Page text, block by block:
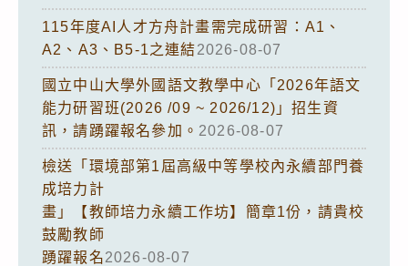
115年度AI人才方舟計畫需完成研習：A1、
A2、A3、B5-1之連結2026-08-07
國立中山大學外國語文教學中心「2026年語文
能力研習班(2026 /09 ~ 2026/12)」招生資
訊，請踴躍報名參加。 2026-08-07
檢送「環境部第1屆高級中等學校內永續部門養
成培力計
畫」【教師培力永續工作坊】簡章1份，請貴校
鼓勵教師
踴躍報名2026-08-07